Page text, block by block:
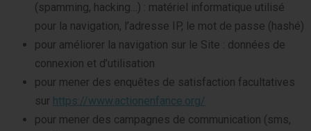
(spamming, hacking…) : matériel informatique utilisé
pour la navigation, l’adresse IP, le mot de passe (hashé)
pour améliorer la navigation sur le Site : données de
connexion et d’utilisation
pour mener des enquêtes de satisfaction facultatives
sur https://www.actionenfance.org/
pour mener des campagnes de communication (sms,